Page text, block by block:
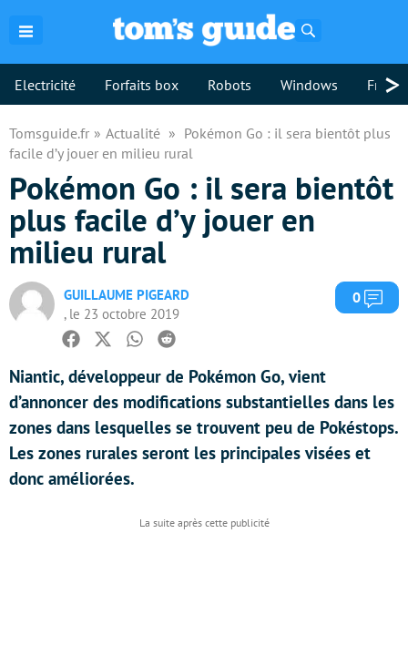
Electricité Forfaits box Robots Windows >
Tomsguide.fr Actualité
Pokémon Go : il sera bientôt plus
facile d’y jouer en milieu rural
Pokémon Go : il sera bientôt
plus facile d’y jouer en
milieu rural
GUILLAUME PIGEARD
, le 23 octobre 2019
0
Facebook
TwitterWhatsapp
Reddit
Niantic, développeur de Pokémon Go, vient
d’annoncer des modifications substantielles dans les
zones dans lesquelles se trouvent peu de Pokéstops.
Les zones rurales seront les principales visées et
donc améliorées.